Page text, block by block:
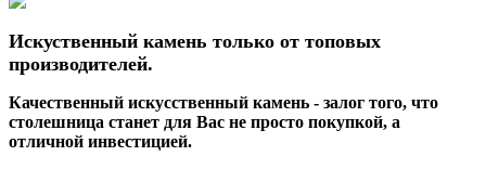
Искуственный камень только от топовых
производителей.
Качественный искусственный камень - залог того, что
столешница станет для Вас не просто покупкой, а
отличной инвестицией.